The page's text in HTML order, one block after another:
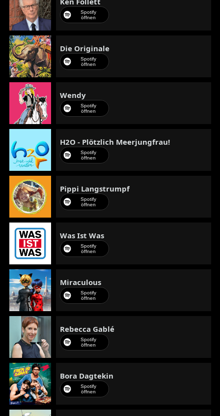
Spotify
öffnen
Die Originale
Spotify
öffnen
Wendy
Spotify
öffnen
H2O - Plötzlich Meerjungfrau!
Spotify
öffnen
Pippi Langstrumpf
Spotify
öffnen
Was Ist Was
Spotify
öffnen
Miraculous
Spotify
öffnen
Rebecca Gablé
Spotify
öffnen
Bora Dagtekin
Spotify
öffnen